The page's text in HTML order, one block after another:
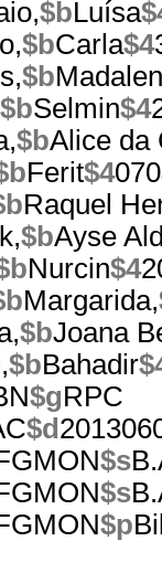
$bLuísa
$bCarla$4
$b
$bSelmin$4
$bAlice da
Ferit$4070
Raquel
$bAyse
Nurcin$4
Margarida,
$bJoana
$bBahadir
$gRPC
$d
$s
$s
$p